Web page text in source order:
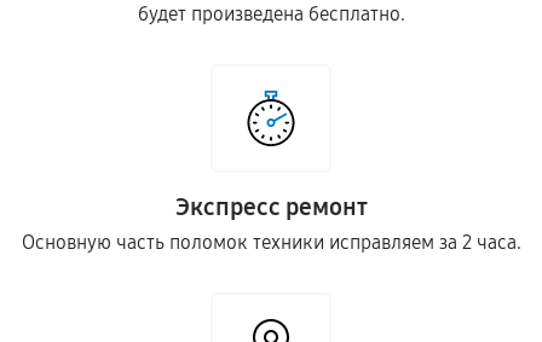
будет произведена бесплатно.
Экспресс ремонт
Основную часть поломок техники исправляем за 2 часа.